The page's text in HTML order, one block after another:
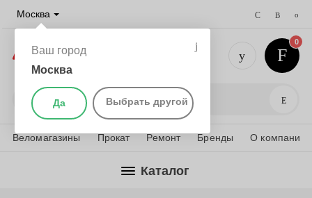
Москва
Ваш город
Москва
Да Выбрать другой Поиск
+7 (495)
0
Веломагазины Прокат Ремонт Бренды О компании
Каталог